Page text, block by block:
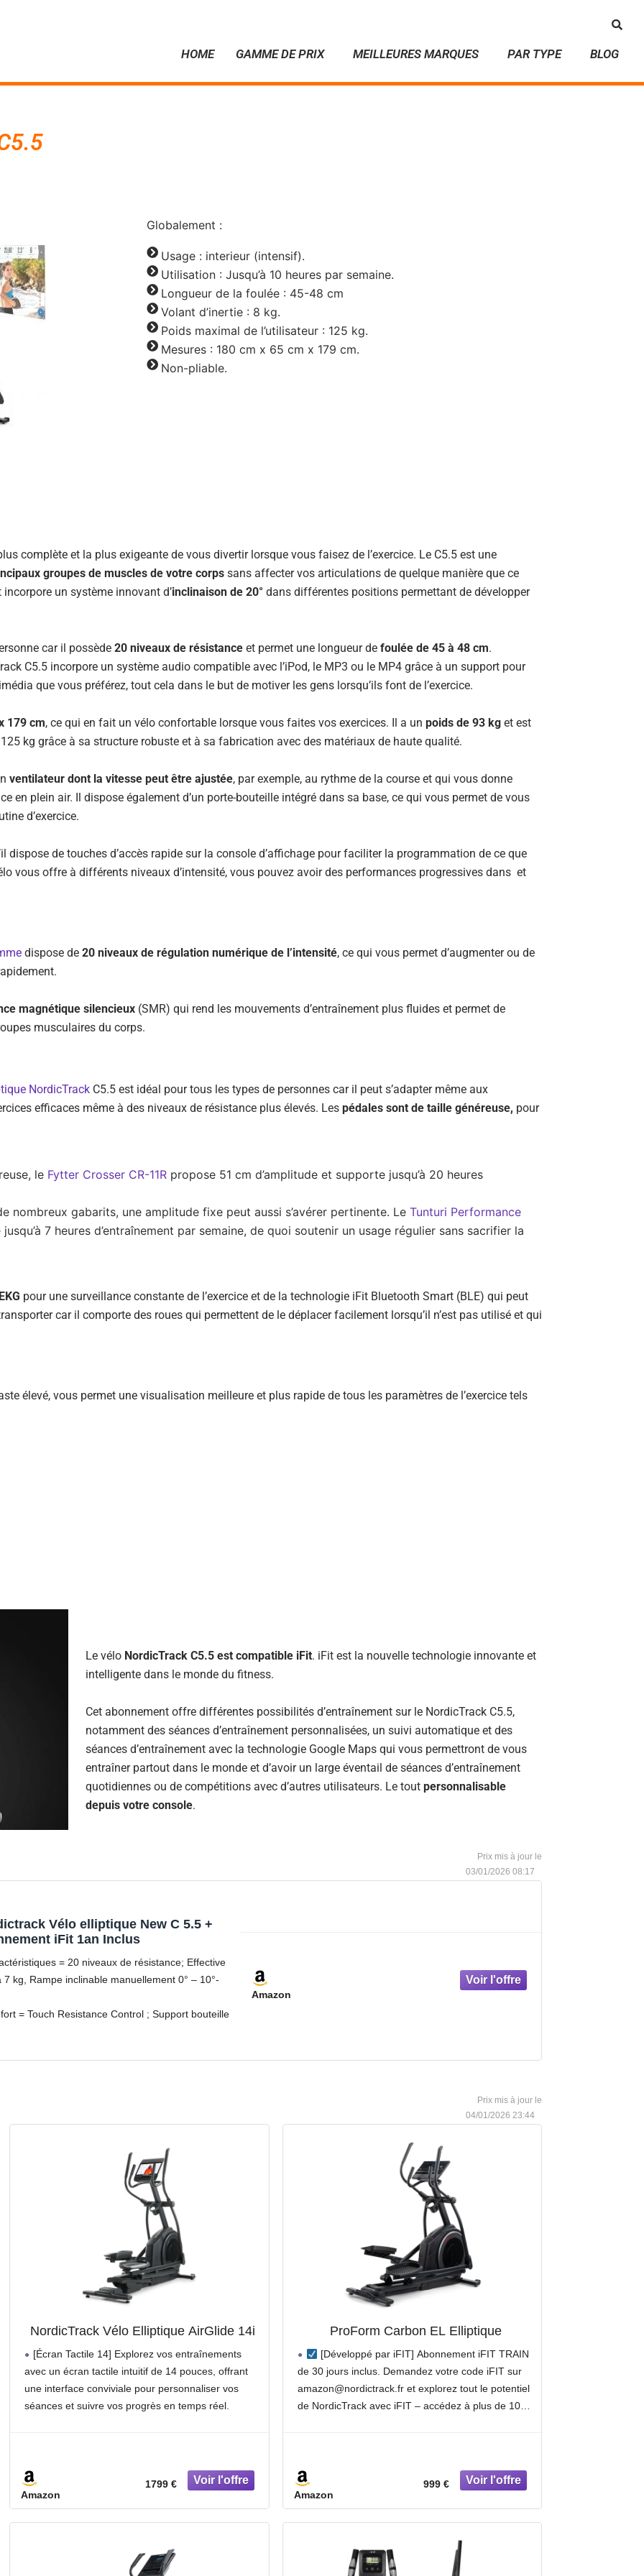
HOME GAMME DE PRIX MEILLEURES MARQUES PAR TYPE BLOG
Globalement :
Usage : interieur (intensif).
Utilisation : Jusqu’à 10 heures par semaine.
Longueur de la foulée : 45-48 cm
Volant d’inertie : 8 kg.
Poids maximal de l’utilisateur : 125 kg.
Mesures : 180 cm x 65 cm x 179 cm.
Non-pliable.
complète et la plus exigeante de vous divertir lorsque vous faisez de l’exercice. Le C5.5 est une
groupes de muscles de votre corps sans affecter vos articulations de quelque manière que ce
un système innovant d’inclinaison de 20° dans différentes positions permettant de développer
car il possède 20 niveaux de résistance et permet une longueur de foulée de 45 à 48 cm.
C5.5 incorpore un système audio compatible avec l’iPod, le MP3 ou le MP4 grâce à un support pour
que vous préférez, tout cela dans le but de motiver les gens lorsqu’ils font de l’exercice.
179 cm, ce qui en fait un vélo confortable lorsque vous faites vos exercices. Il a un poids de 93 kg et est
kg grâce à sa structure robuste et à sa fabrication avec des matériaux de haute qualité.
ventilateur dont la vitesse peut être ajustée, par exemple, au rythme de la course et qui vous donne
en plein air. Il dispose également d’un porte-bouteille intégré dans sa base, ce qui vous permet de vous
d’exercice.
dispose de touches d’accès rapide sur la console d’affichage pour faciliter la programmation de ce que
vous offre à différents niveaux d’intensité, vous pouvez avoir des performances progressives dans et
dispose de 20 niveaux de régulation numérique de l’intensité, ce qui vous permet d’augmenter ou de
magnétique silencieux (SMR) qui rend les mouvements d’entraînement plus fluides et permet de
musculaires du corps.
NordicTrack C5.5 est idéal pour tous les types de personnes car il peut s’adapter même aux
efficaces même à des niveaux de résistance plus élevés. Les pédales sont de taille généreuse, pour
le Fytter Crosser CR-11R propose 51 cm d’amplitude et supporte jusqu’à 20 heures
nombreux gabarits, une amplitude fixe peut aussi s’avérer pertinente. Le Tunturi Performance
7 heures d’entraînement par semaine, de quoi soutenir un usage régulier sans sacrifier la
pour une surveillance constante de l’exercice et de la technologie iFit Bluetooth Smart (BLE) qui peut
car il comporte des roues qui permettent de le déplacer facilement lorsqu’il n’est pas utilisé et qui
élevé, vous permet une visualisation meilleure et plus rapide de tous les paramètres de l’exercice tels
Le vélo NordicTrack C5.5 est compatible iFit. iFit est la nouvelle technologie innovante et
intelligente dans le monde du fitness.
Cet abonnement offre différentes possibilités d’entraînement sur le NordicTrack C5.5,
notamment des séances d’entraînement personnalisées, un suivi automatique et des
séances d’entraînement avec la technologie Google Maps qui vous permettront de vous
entraîner partout dans le monde et d’avoir un large éventail de séances d’entraînement
quotidiennes ou de compétitions avec d’autres utilisateurs. Le tout personnalisable
depuis votre console.
03/01/2026 08:17
Vélo elliptique New C 5.5 +
iFit 1an Inclus
= 20 niveaux de résistance; Effective
7 kg, Rampe inclinable manuellement 0° – 10°-
= Touch Resistance Control ; Support bouteille
Amazon
04/01/2026 23:44
NordicTrack Vélo Elliptique AirGlide 14i
[Écran Tactile 14] Explorez vos entraînements
avec un écran tactile intuitif de 14 pouces, offrant
une interface conviviale pour personnaliser vos
séances et suivre vos progrès en temps réel.
Amazon
1799 €
ProForm Carbon EL Elliptique
[Développé par iFIT] Abonnement iFIT TRAIN
de 30 jours inclus. Demandez votre code iFIT sur
amazon@nordictrack.fr et explorez tout le potentiel
de NordicTrack avec iFIT – accédez à plus de 10
Amazon
999 €